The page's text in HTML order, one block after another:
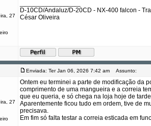
27
D-10CD/Andaluz/D-20CD - NX-400 falcon -
César Oliveira
Enviada: Ter Jan 06, 2026 7:42 am Assunto:
27
Ontem eu terminei a parte de modificação da
comprimento de uma mangueira e a correia
que eu queria, e só chega na loja hoje de
Aparentemente ficou tudo em ordem, tive de
precisava.
Em fim só falta testar a correia esticada em